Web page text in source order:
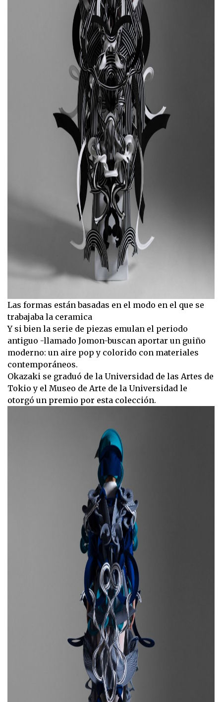
Las formas están basadas en el modo en el que se
trabajaba la ceramica
Y si bien la serie de piezas emulan el periodo
antiguo -llamado Jomon-buscan aportar un guiño
moderno: un aire pop y colorido con materiales
contemporáneos.
Okazaki se graduó de la Universidad de las Artes de
Tokio y el Museo de Arte de la Universidad le
otorgó un premio por esta colección.